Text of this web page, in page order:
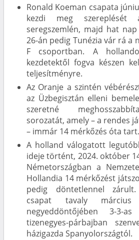
Ronald Koeman csapata
kezdi meg szereplését
seregszemlén, majd hat nap
26-án pedig Tunézia vár rá a
F csoportban. A
kezdetektől fogva készen
teljesítményre.
Az Oranje a szintén
az Üzbegisztán elleni
szeretné
sorozatát, amely – a rendes
– immár 14 mérkőzés óta tart.
A holland válogatott
ideje történt, 2024. október
Németországban a
Hollandia 14 mérkőzést
pedig döntetlennel
csapat tavaly
negyeddöntőjében 3-3-
tizenegyes-párbajban
házigazda Spanyolországtól.